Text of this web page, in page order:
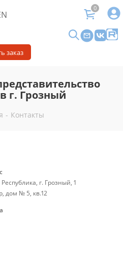
0
заказ
г. Грозный
- Контакты
г. Грозный, 1
дом № 5, кв.12